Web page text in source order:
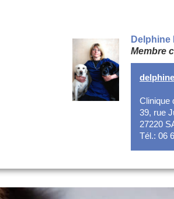
Delphine
Membre
Clinique
39, rue
27220
Tél.: 06